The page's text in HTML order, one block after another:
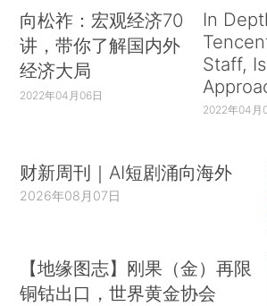
向松祚：宏观经济70
讲，带你了解国内外
经济大局
2022年04月06日
In
Staff, Is
2022年04月
财新周刊｜AI短剧涌向海外
2026年08月07日
【地缘图志】刚果（金）再限
铜钴出口，世界黄金协会